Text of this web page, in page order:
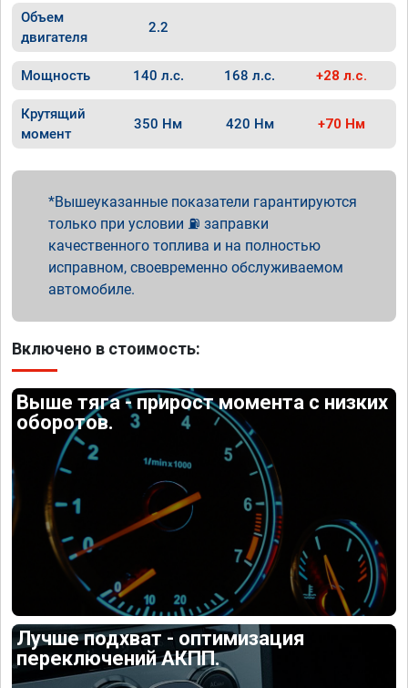
Объем
двигателя
2.2
Мощность 140 л.с. 168 л.с. +28 л.с.
Крутящий
момент
350 Нм 420 Нм +70 Нм
Вышеуказанные показатели гарантируются
только при условии ⛽ заправки
качественного топлива и на полностью
исправном, своевременно обслуживаемом
автомобиле.
Включено в стоимость:
Выше тяга - прирост момента с низких
оборотов.
Лучше подхват - оптимизация
переключений АКПП.